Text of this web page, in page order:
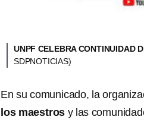
UNPF CELEBRA CONTINUIDAD
SDPNOTICIAS)
En su comunicado, la
los maestros y las